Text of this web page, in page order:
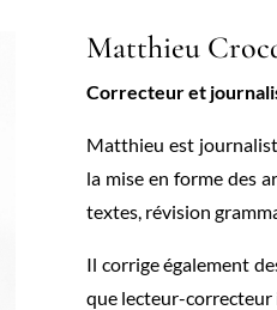
Matthieu
Correcteur et
Matthieu est
la mise en forme des
textes, révision
Il corrige également
que lecteur-correcteur